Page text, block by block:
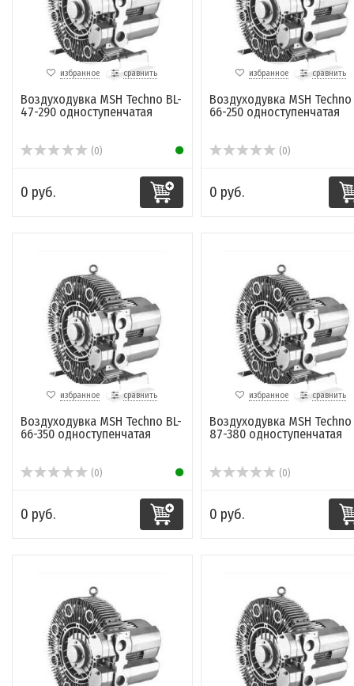
избранное сравнить
Воздуходувка MSH Techno BL-
47-290 одноcтупенчатая
(0)
0 руб.
избранное сравнить
Воздуходувка MSH Techno
66-250 одноcтупенчатая
(0)
0 руб.
избранное сравнить
Воздуходувка MSH Techno BL-
66-350 одноcтупенчатая
(0)
0 руб.
избранное сравнить
Воздуходувка MSH Techno
87-380 одноcтупенчатая
(0)
0 руб.